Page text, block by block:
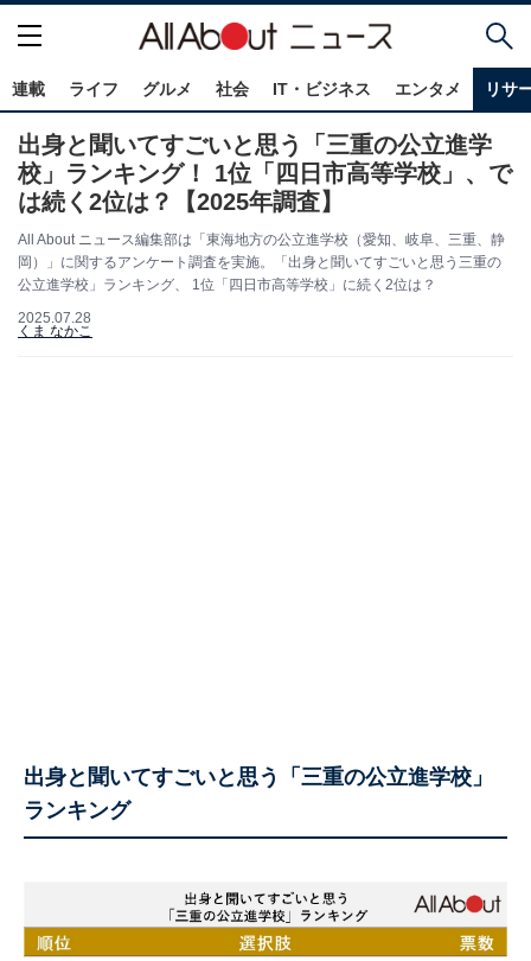
連載 ライフ グルメ 社会 IT・ビジネス エンタメ リサ
出身と聞いてすごいと思う「三重の公立進学
校」ランキング！ 1位「四日市高等学校」、で
は続く2位は？【2025年調査】
All About ニュース編集部は「東海地方の公立進学校（愛知、岐阜、三重、静
岡）」に関するアンケート調査を実施。「出身と聞いてすごいと思う三重の
公立進学校」ランキング、 1位「四日市高等学校」に続く2位は？
2025.07.28
くま なかこ
出身と聞いてすごいと思う「三重の公立進学校」
ランキング